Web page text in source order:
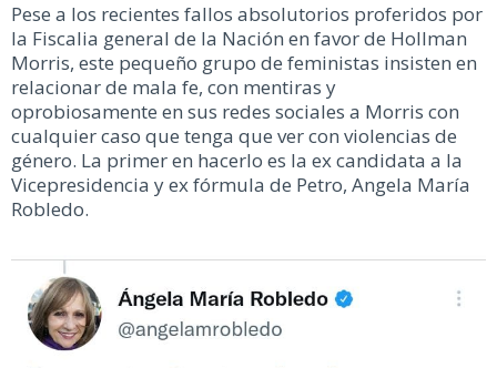
Pese a los recientes fallos absolutorios proferidos por
la Fiscalia general de la Nación en favor de Hollman
Morris, este pequeño grupo de feministas insisten en
relacionar de mala fe, con mentiras y
oprobiosamente en sus redes sociales a Morris con
cualquier caso que tenga que ver con violencias de
género. La primer en hacerlo es la ex candidata a la
Vicepresidencia y ex fórmula de Petro, Angela María
Robledo.